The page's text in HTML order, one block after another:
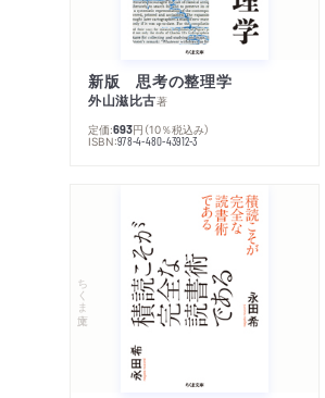
新版 思考の整理学
外山滋比古著
定価:693円 （10％税込み）
ISBN:978-4-480-43912-3
ちくま文庫